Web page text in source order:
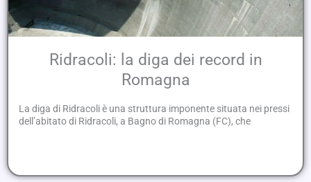
Ridracoli: la diga dei record in
Romagna
La diga di Ridracoli è una struttura imponente situata nei pressi
dell’abitato di Ridracoli, a Bagno di Romagna (FC), che